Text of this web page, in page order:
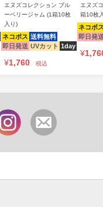
エヌズコレクション ブル
ーベリージャム (1箱10枚
入り)
ネコポス 送料無料
即日発送 UVカット 1day
¥1,760 税込
エヌズ
箱10枚
ネコポ
即日発
¥